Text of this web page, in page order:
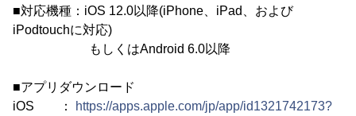
■対応機種：iOS 12.0以降(iPhone、iPad、および
iPodtouchに対応)
もしくはAndroid 6.0以降
■アプリダウンロード
iOS ：
https://apps.apple.com/jp/app/id1321742173?